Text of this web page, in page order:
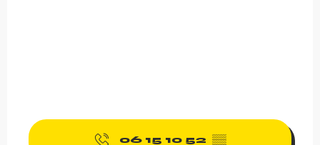
06 15 10 52 ▒▒